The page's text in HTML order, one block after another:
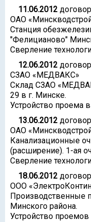
11.06.2012
ОАО
Станция
"Фелицианово"
Сверление
12.06.2012
СЗАО «МЕДВАКС»
Склад СЗАО
29 в г. Минске.
Устройство проема
13.06.2012
ОАО
Канализационные
(расширение). 1-ая
Сверление
18.06.2012
ООО
Минского района.
Устройство проемов